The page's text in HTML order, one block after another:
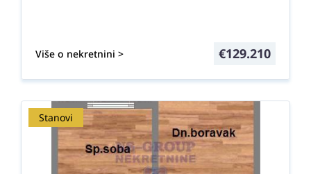
Više o nekretnini > €129.210
Stanovi